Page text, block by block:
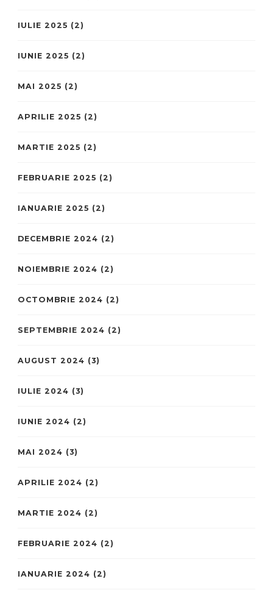
IULIE 2025 (2)
IUNIE 2025 (2)
MAI 2025 (2)
APRILIE 2025 (2)
MARTIE 2025 (2)
FEBRUARIE 2025 (2)
IANUARIE 2025 (2)
DECEMBRIE 2024 (2)
NOIEMBRIE 2024 (2)
OCTOMBRIE 2024 (2)
SEPTEMBRIE 2024 (2)
AUGUST 2024 (3)
IULIE 2024 (3)
IUNIE 2024 (2)
MAI 2024 (3)
APRILIE 2024 (2)
MARTIE 2024 (2)
FEBRUARIE 2024 (2)
IANUARIE 2024 (2)